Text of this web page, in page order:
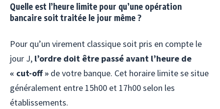
Quelle est l’heure limite pour qu’une opération
bancaire soit traitée le jour même ?
Pour qu’un virement classique soit pris en compte le
jour J, l’ordre doit être passé avant l’heure de
« cut-off » de votre banque. Cet horaire limite se situe
généralement entre 15h00 et 17h00 selon les
établissements.